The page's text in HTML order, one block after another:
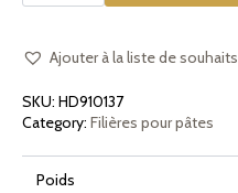
en
LiscioAjouter à la liste de souhaits
SKU: HD910137
Category: Filières pour pâtes
Poids